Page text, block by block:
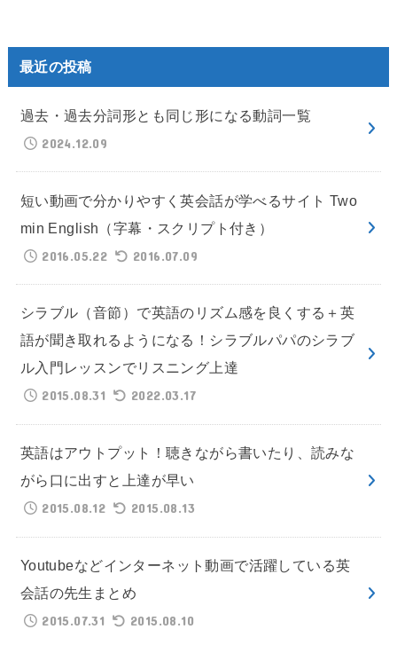
最近の投稿
過去・過去分詞形とも同じ形になる動詞一覧
2024.12.09
短い動画で分かりやすく英会話が学べるサイト Two
min English（字幕・スクリプト付き）
2016.05.22
2016.07.09
シラブル（音節）で英語のリズム感を良くする＋英
語が聞き取れるようになる！シラブルパパのシラブ
ル入門レッスンでリスニング上達
2015.08.31
2022.03.17
英語はアウトプット！聴きながら書いたり、読みな
がら口に出すと上達が早い
2015.08.12
2015.08.13
Youtubeなどインターネット動画で活躍している英
会話の先生まとめ
2015.07.31
2015.08.10